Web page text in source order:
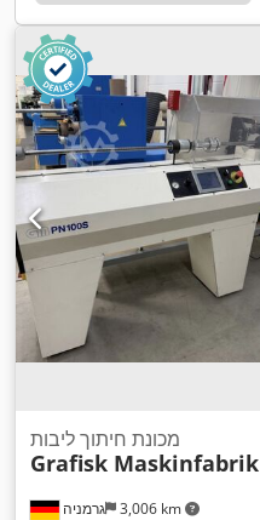
גרמניה 3,006 km
מכונת חיתוך ליבות
Grafisk Maskinfabrik